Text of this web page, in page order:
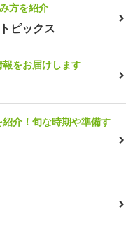
方を紹介
ピックス
をお届けします
介！旬な時期や準備す